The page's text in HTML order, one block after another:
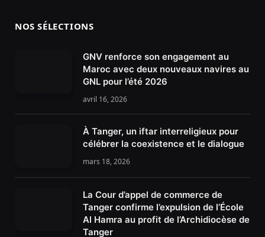
NOS SÉLECTIONS
GNV renforce son engagement au
Maroc avec deux nouveaux navires au
GNL pour l’été 2026
avril 16, 2026
À Tanger, un iftar interreligieux pour
célébrer la coexistence et le dialogue
mars 18, 2026
La Cour d’appel de commerce de
Tanger confirme l’expulsion de l’École
Al Hamra au profit de l’Archidiocèse de
Tanger